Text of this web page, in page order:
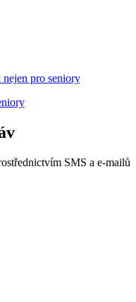
nejen pro seniory
SMS a e-mailů